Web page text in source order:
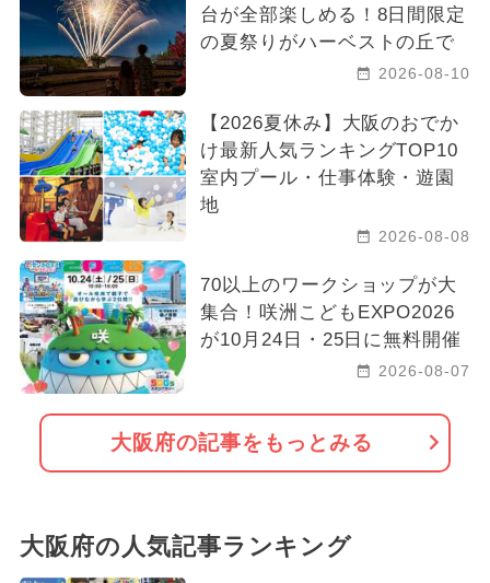
台が全部楽しめる！8日間限定
の夏祭りがハーベストの丘で
2026-08-10
【2026夏休み】大阪のおでか
け最新人気ランキングTOP10
室内プール・仕事体験・遊園
地
2026-08-08
70以上のワークショップが大
集合！咲洲こどもEXPO2026
が10月24日・25日に無料開催
2026-08-07
大阪府の記事をもっとみる
大阪府の人気記事ランキング